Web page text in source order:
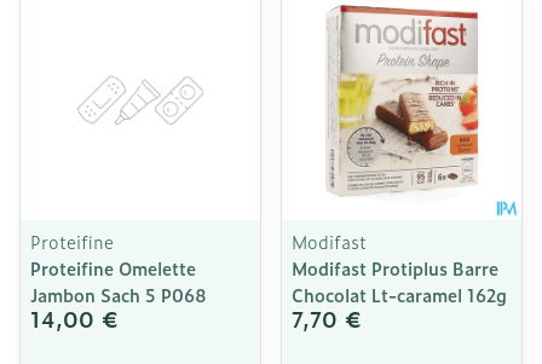
Proteifine
Proteifine Omelette
Jambon Sach 5 P068
14,00 €
Modifast
Modifast Protiplus Barre
Chocolat Lt-caramel 162g
7,70 €